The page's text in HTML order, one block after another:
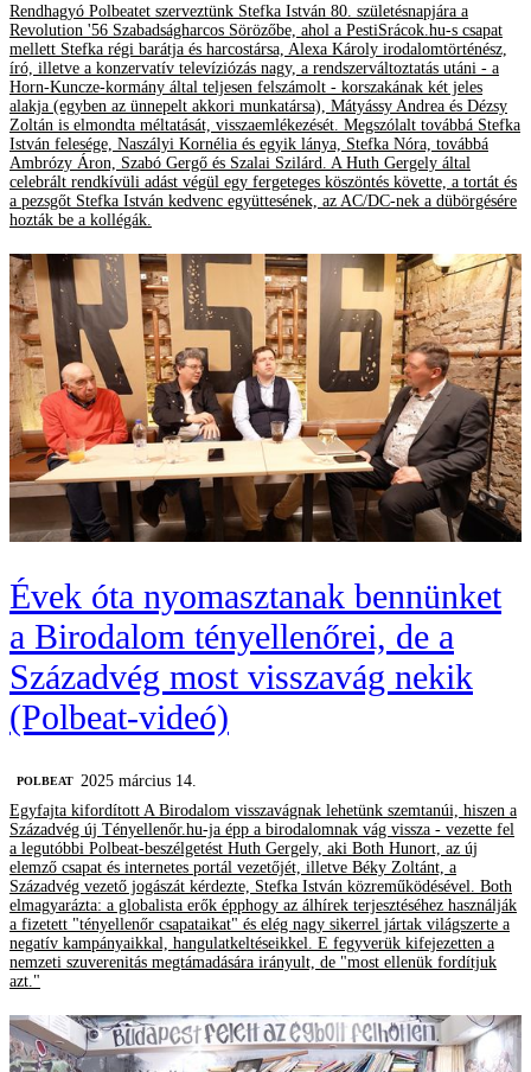
Rendhagyó Polbeatet szerveztünk Stefka István 80. születésnapjára a
Revolution '56 Szabadságharcos Sörözőbe, ahol a PestiSrácok.hu-s csapat
mellett Stefka régi barátja és harcostársa, Alexa Károly irodalomtörténész,
író, illetve a konzervatív televíziózás nagy, a rendszerváltoztatás utáni - a
Horn-Kuncze-kormány által teljesen felszámolt - korszakának két jeles
alakja (egyben az ünnepelt akkori munkatársa), Mátyássy Andrea és Dézsy
Zoltán is elmondta méltatását, visszaemlékezését. Megszólalt továbbá Stefka
István felesége, Naszályi Kornélia és egyik lánya, Stefka Nóra, továbbá
Ambrózy Áron, Szabó Gergő és Szalai Szilárd. A Huth Gergely által
celebrált rendkívüli adást végül egy fergeteges köszöntés követte, a tortát és
a pezsgőt Stefka István kedvenc együttesének, az AC/DC-nek a dübörgésére
hozták be a kollégák.
Évek óta nyomasztanak bennünket
a Birodalom tényellenőrei, de a
Századvég most visszavág nekik
(Polbeat-videó)
‎POLBEAT 2025 március 14.
Egyfajta kifordított A Birodalom visszavágnak lehetünk szemtanúi, hiszen a
Századvég új Tényellenőr.hu-ja épp a birodalomnak vág vissza - vezette fel
a legutóbbi Polbeat-beszélgetést Huth Gergely, aki Both Hunort, az új
elemző csapat és internetes portál vezetőjét, illetve Béky Zoltánt, a
Századvég vezető jogászát kérdezte, Stefka István közreműködésével. Both
elmagyarázta: a globalista erők épphogy az álhírek terjesztéséhez használják
a fizetett "tényellenőr csapataikat" és elég nagy sikerrel jártak világszerte a
negatív kampányaikkal, hangulatkeltéseikkel. E fegyverük kifejezetten a
nemzeti szuverenitás megtámadására irányult, de "most ellenük fordítjuk
azt."